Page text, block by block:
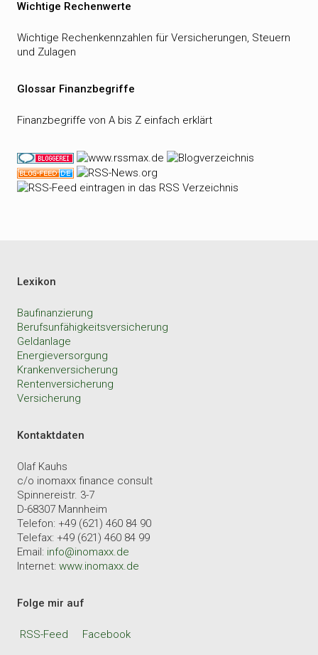
Wichtige Rechenwerte
Wichtige Rechenkennzahlen für Versicherungen, Steuern
und Zulagen
Glossar Finanzbegriffe
Finanzbegriffe von A bis Z einfach erklärt
Lexikon
Baufinanzierung
Berufsunfähigkeitsversicherung
Geldanlage
Energieversorgung
Krankenversicherung
Rentenversicherung
Versicherung
Kontaktdaten
Olaf Kauhs
c/o inomaxx finance consult
Spinnereistr. 3-7
D-68307 Mannheim
Telefon: +49 (621) 460 84 90
Telefax: +49 (621) 460 84 99
Email: info@inomaxx.de
Internet: www.inomaxx.de
Folge mir auf
RSS-Feed Facebook